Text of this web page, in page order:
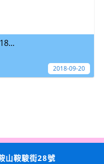
2018-09-20
山鞍駿街28號